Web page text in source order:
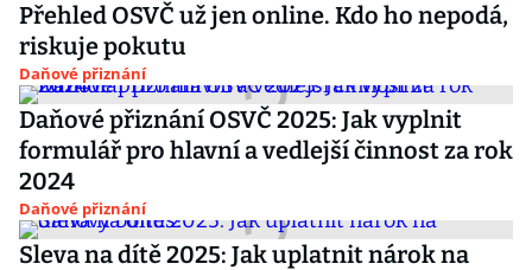
Přehled OSVČ už jen online. Kdo ho nepodá,
riskuje pokutu
Daňové přiznání
Daňové přiznání OSVČ 2025: Jak vyplnit
formulář pro hlavní a vedlejší činnost za rok
2024
Daňové přiznání
Sleva na dítě 2025: Jak uplatnit nárok na